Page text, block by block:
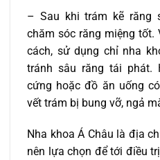
– Sau khi trám kẽ răng
chăm sóc răng miệng tốt.
cách, sử dụng chỉ nha
tránh sâu răng tái phát.
cứng hoặc đồ ăn uống
vết trám bị bung vỡ, ngả
Nha khoa Á Châu là địa
nên lựa chọn để tới điều